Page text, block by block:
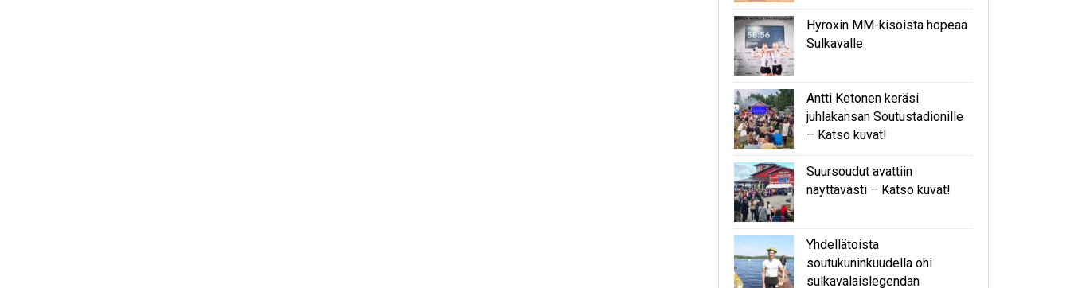
Hyroxin MM-kisoista hopeaa
Sulkavalle
Antti Ketonen keräsi
juhlakansan Soutustadionille
– Katso kuvat!
Suursoudut avattiin
näyttävästi – Katso kuvat!
Yhdellätoista
soutukuninkuudella ohi
sulkavalaislegendan